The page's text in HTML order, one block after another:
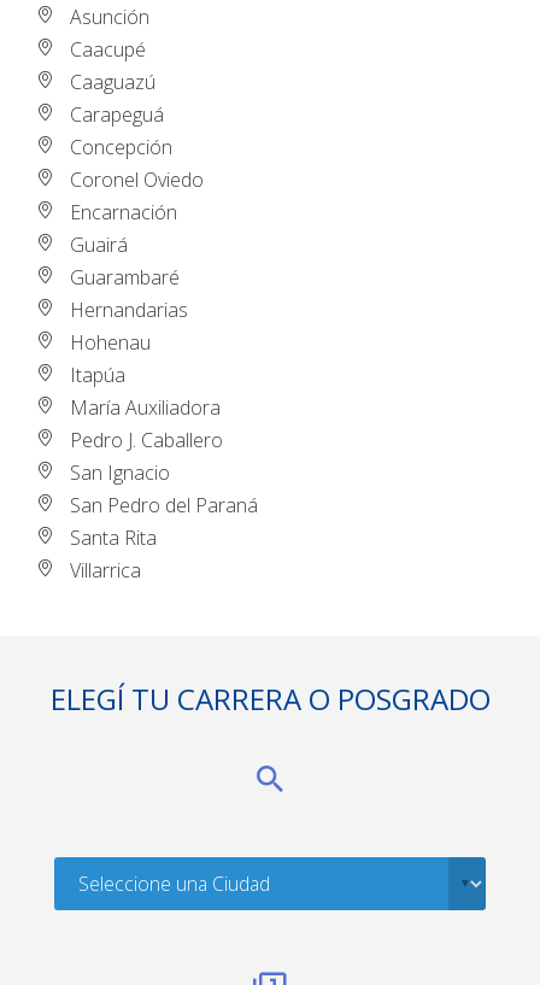
Asunción
Caacupé
Caaguazú
Carapeguá
Concepción
Coronel Oviedo
Encarnación
Guairá
Guarambaré
Hernandarias
Hohenau
Itapúa
María Auxiliadora
Pedro J. Caballero
San Ignacio
San Pedro del Paraná
Santa Rita
Villarrica
ELEGÍ TU CARRERA O POSGRADO